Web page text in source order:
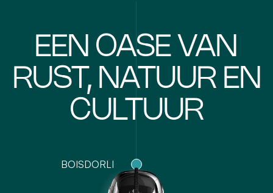
EEN OASE VAN
RUST, NATUUR EN
CULTUUR
BOISDORLI